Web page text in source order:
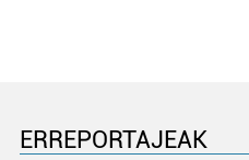
ERREPORTAJEAK